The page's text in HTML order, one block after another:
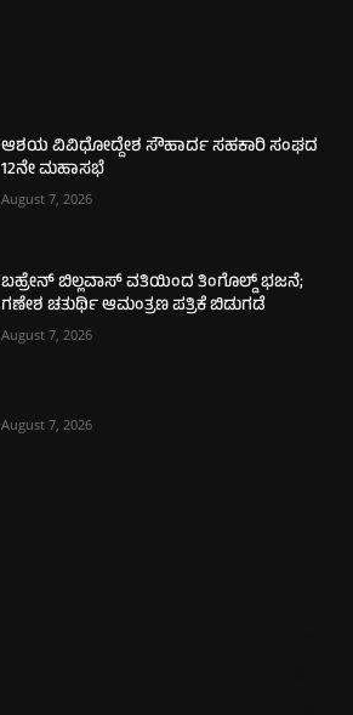
ಆಶಯ ವಿವಿಧೋದ್ದೇಶ ಸೌಹಾರ್ದ ಸಹಕಾರಿ ಸಂಘದ
12ನೇ ಮಹಾಸಭೆ
August 7, 2026
ಬಹ್ರೇನ್ ಬಿಲ್ಲವಾಸ್ ವತಿಯಿಂದ ತಿಂಗೊಲ್ಡ್ ಭಜನೆ;
ಗಣೇಶ ಚತುರ್ಥಿ ಆಮಂತ್ರಣ ಪತ್ರಿಕೆ ಬಿಡುಗಡೆ
August 7, 2026
August 7, 2026